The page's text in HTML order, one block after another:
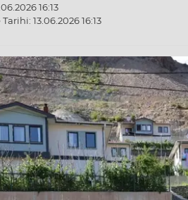
16:13
13.06.2026 16:13